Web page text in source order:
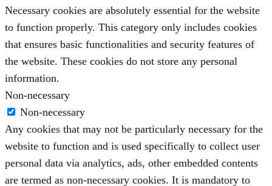
Necessary cookies are absolutely essential for the website
to function properly. This category only includes cookies
that ensures basic functionalities and security features of
the website. These cookies do not store any personal
information.
Non-necessary
Non-necessary
Any cookies that may not be particularly necessary for the
website to function and is used specifically to collect user
personal data via analytics, ads, other embedded contents
are termed as non-necessary cookies. It is mandatory to